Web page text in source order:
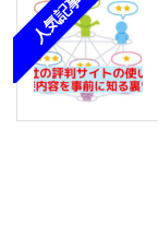
人気記事